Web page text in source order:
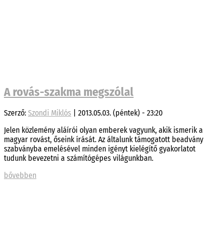
A rovás-szakma megszólal
Szerző: Szondi Miklós
2013.05.03. (péntek) - 23:20
Jelen közlemény aláírói olyan emberek vagyunk, akik ismerik a
magyar rovást, őseink írását. Az általunk támogatott beadvány
szabványba emelésével minden igényt kielégítő gyakorlatot
tudunk bevezetni a számítógépes világunkban.
bővebben